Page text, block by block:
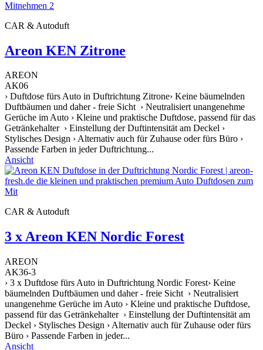
CAR & Autoduft
Areon KEN Zitrone
AREON
AK06
› Duftdose fürs Auto in Duftrichtung Zitrone› Keine bäumelnden
Duftbäumen und daher - freie Sicht › Neutralisiert unangenehme
Gerüche im Auto › Kleine und praktische Duftdose, passend für das
Getränkehalter › Einstellung der Duftintensität am Deckel ›
Stylisches Design › Alternativ auch für Zuhause oder fürs Büro ›
Passende Farben in jeder Duftrichtung...
Ansicht
CAR & Autoduft
3 x Areon KEN Nordic Forest
AREON
AK36-3
› 3 x Duftdose fürs Auto in Duftrichtung Nordic Forest› Keine
bäumelnden Duftbäumen und daher - freie Sicht › Neutralisiert
unangenehme Gerüche im Auto › Kleine und praktische Duftdose,
passend für das Getränkehalter › Einstellung der Duftintensität am
Deckel › Stylisches Design › Alternativ auch für Zuhause oder fürs
Büro › Passende Farben in jeder...
Ansicht